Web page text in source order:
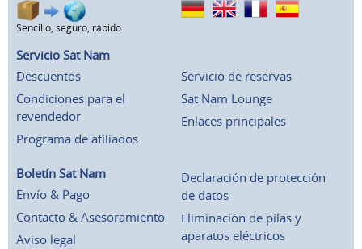
Sencillo, seguro, rápido
Servicio Sat Nam
Descuentos
Condiciones para el
revendedor
Programa de afiliados
Servicio de reservas
Sat Nam Lounge
Enlaces principales
Boletín Sat Nam
Envío & Pago
Contacto & Asesoramiento
Aviso legal
Declaración de protección
de datos
Eliminación de pilas y
aparatos eléctricos